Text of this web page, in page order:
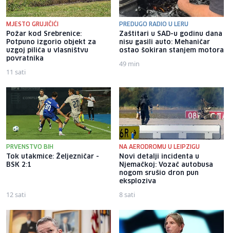
MJESTO GRUJIČIĆI
Požar kod Srebrenice:
Potpuno izgorio objekt za
uzgoj pilića u vlasništvu
povratnika
11 sati
PREDUGO RADIO U LERU
Zaštitari u SAD-u godinu dana
nisu gasili auto: Mehaničar
ostao šokiran stanjem motora
49 min
PRVENSTVO BIH
Tok utakmice: Željezničar -
BSK 2:1
12 sati
NA AERODROMU U LEIPZIGU
Novi detalji incidenta u
Njemačkoj: Vozač autobusa
nogom srušio dron pun
eksploziva
8 sati